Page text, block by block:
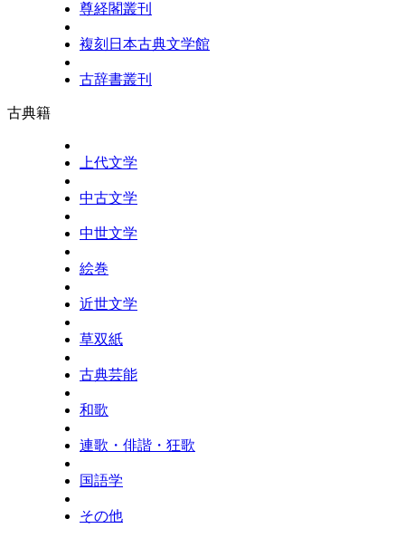
尊経閣叢刊
複刻日本古典文学館
古辞書叢刊
古典籍
上代文学
中古文学
中世文学
絵巻
近世文学
草双紙
古典芸能
和歌
連歌・俳諧・狂歌
国語学
その他